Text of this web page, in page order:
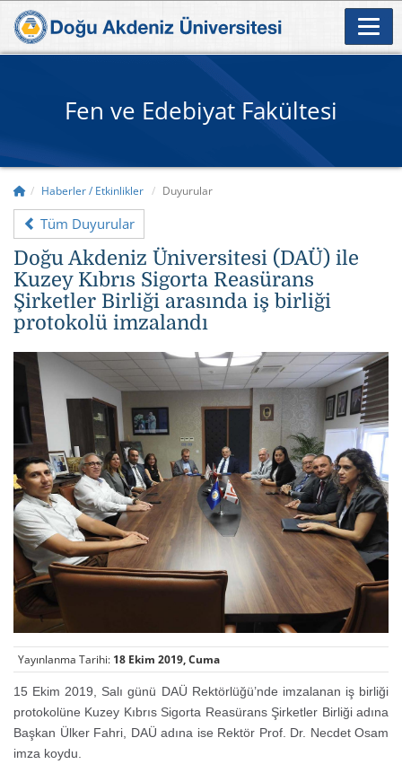
Fen ve Edebiyat Fakültesi
Haberler / Etkinlikler Duyurular
Tüm Duyurular
Doğu Akdeniz Üniversitesi (DAÜ) ile
Kuzey Kıbrıs Sigorta Reasürans
Şirketler Birliği arasında iş birliği
protokolü imzalandı
Yayınlanma Tarihi: 18 Ekim 2019, Cuma
15 Ekim 2019, Salı günü DAÜ Rektörlüğü’nde imzalanan iş birliği
protokolüne Kuzey Kıbrıs Sigorta Reasürans Şirketler Birliği adına
Başkan Ülker Fahri, DAÜ adına ise Rektör Prof. Dr. Necdet Osam
imza koydu.